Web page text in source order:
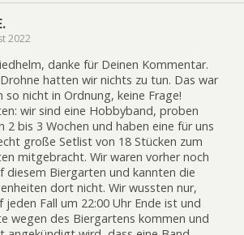
2022
danke für Deinen Kommentar.
hatten wir nichts zu tun. Das war
so nicht in Ordnung, keine Frage!
wir sind eine Hobbyband, proben
2 bis 3 Wochen und haben eine für uns
große Setlist von 18 Stücken zum
mitgebracht. Wir waren vorher noch
diesem Biergarten und kannten die
dort nicht. Wir wussten nur,
jeden Fall um 22:00 Uhr Ende ist und
wegen des Biergartens kommen und